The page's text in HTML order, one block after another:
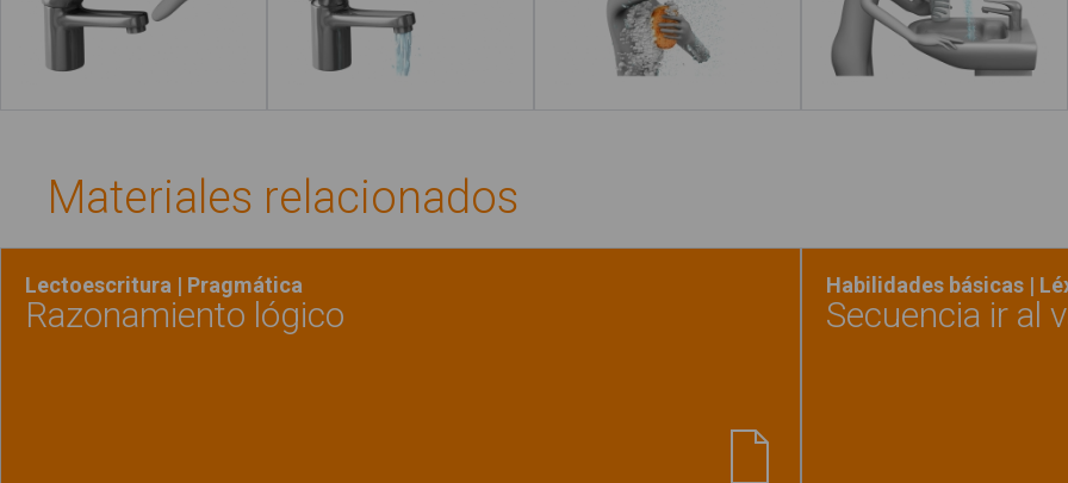
Leer más acerca de "Cerrar el grifo"
Leer más Leer más
Materiales relacionados
Lectoescritura | Pragmática
Razonamiento lógico
Habilidades básicas |
Secuencia ir al